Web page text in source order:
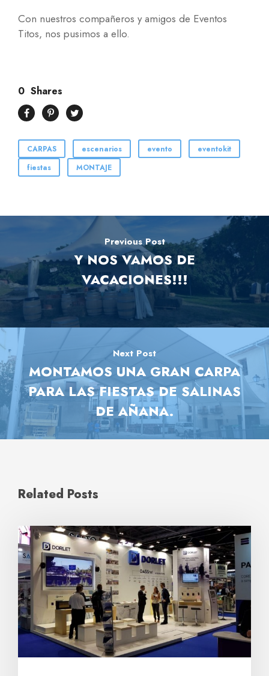
Con nuestros compañeros y amigos de Eventos
Titos, nos pusimos a ello.
0 Shares
CARPAS escenarios evento
eventokit
fiestas
MONTAJE
Previous Post
Y NOS VAMOS DE
VACACIONES!!!
Next Post
MONTAMOS UNA GRAN CARPA
PARA LAS FIESTAS DE SALINAS
DE AÑANA.
Related Posts